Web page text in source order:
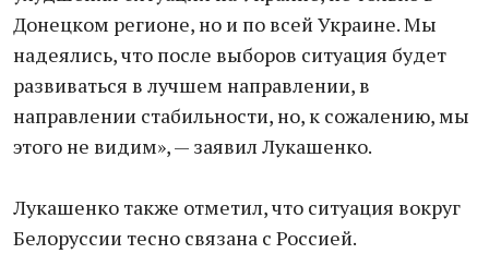
Донецком регионе, но и по всей Украине. Мы
надеялись, что после выборов ситуация будет
развиваться в лучшем направлении, в
направлении стабильности, но, к сожалению, мы
этого не видим», — заявил Лукашенко.
Лукашенко также отметил, что ситуация вокруг
Белоруссии тесно связана с Россией.